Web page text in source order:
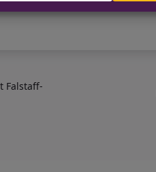
Falstaff-